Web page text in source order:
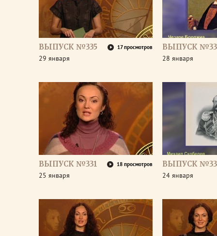
ВЫПУСК №335 17 просмотров
29 января
ВЫПУСК
28 января
ВЫПУСК №331 18 просмотров
25 января
ВЫПУСК
24 января